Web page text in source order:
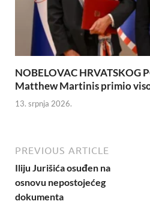
NOBELOVAC HRVATSKOG
Matthew Martinis primio
13. srpnja 2026.
PREVIOUS ARTICLE
Iliju Jurišića osuđen na
osnovu nepostojećeg
dokumenta